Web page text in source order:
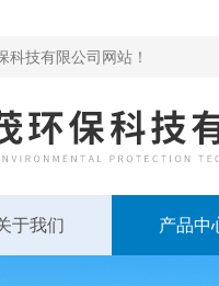
科技有限公司网站！
于我们 产品中